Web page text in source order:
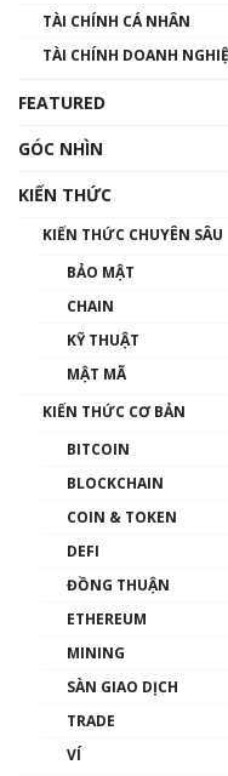
Nhìn lại
đến hệ
00:43:47
như thể
00:39:31
Phổ cập
thống &
TÀI CHÍNH CÁ NHÂN
TÀI CHÍNH DOANH
FEATURED
GÓC NHÌN
KIẾN THỨC
KIẾN THỨC CHUYÊN SÂU
BẢO MẬT
CHAIN
KỸ THUẬT
MẬT MÃ
KIẾN THỨC CƠ BẢN
BITCOIN
BLOCKCHAIN
COIN & TOKEN
DEFI
ĐỒNG THUẬN
ETHEREUM
MINING
SÀN GIAO DỊCH
TRADE
VÍ